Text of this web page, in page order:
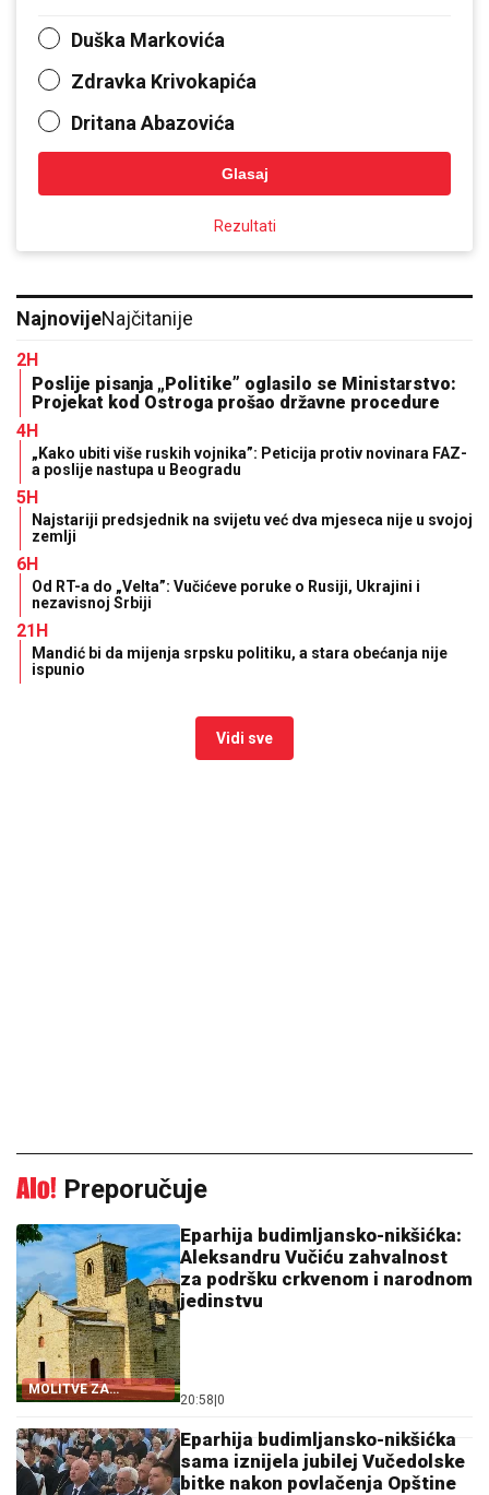
Duška Markovića
Zdravka Krivokapića
Dritana Abazovića
Glasaj
Rezultati
NajnovijeNajčitanije
2H
Poslije pisanja „Politike” oglasilo se Ministarstvo:
Projekat kod Ostroga prošao državne procedure
4H
„Kako ubiti više ruskih vojnika”: Peticija protiv novinara FAZ-
a poslije nastupa u Beogradu
5H
Najstariji predsjednik na svijetu već dva mjeseca nije u svojoj
zemlji
6H
Od RT-a do „Velta”: Vučićeve poruke o Rusiji, Ukrajini i
nezavisnoj Srbiji
21H
Mandić bi da mijenja srpsku politiku, a stara obećanja nije
ispunio
Vidi sve
Preporučuje
MOLITVE ZA
ZDRAVLJE I USPJEH
Eparhija budimljansko-nikšićka:
Aleksandru Vučiću zahvalnost
za podršku crkvenom i narodnom
jedinstvu
20:58|0
Eparhija budimljansko-nikšićka
sama iznijela jubilej Vučedolske
bitke nakon povlačenja Opštine